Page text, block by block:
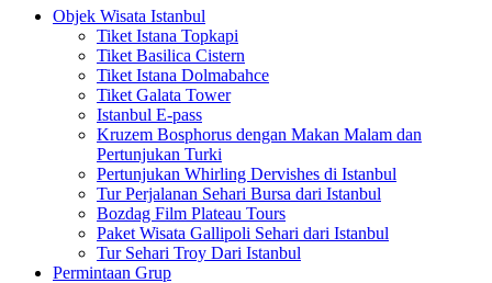
Objek Wisata Istanbul
Tiket Istana Topkapi
Tiket Basilica Cistern
Tiket Istana Dolmabahce
Tiket Galata Tower
Istanbul E-pass
Kruzem Bosphorus dengan Makan Malam dan
Pertunjukan Turki
Pertunjukan Whirling Dervishes di Istanbul
Tur Perjalanan Sehari Bursa dari Istanbul
Bozdag Film Plateau Tours
Paket Wisata Gallipoli Sehari dari Istanbul
Tur Sehari Troy Dari Istanbul
Permintaan Grup